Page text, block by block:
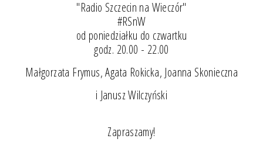
"Radio Szczecin na Wieczór"
#RSnW
od poniedziałku do czwartku
godz. 20.00 - 22.00
Małgorzata Frymus, Agata Rokicka, Joanna Skonieczna
i Janusz Wilczyński
Zapraszamy!